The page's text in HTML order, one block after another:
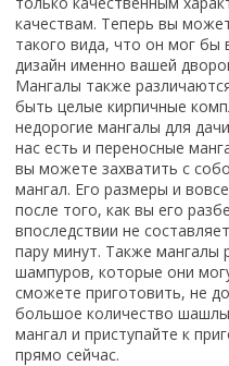
качествам. Теперь вы
такого вида, что он мог бы
дизайн именно вашей
Мангалы также
быть целые кирпичные
недорогие мангалы для
нас есть и переносные
вы можете захватить с
мангал. Его размеры и
после того, как вы его
впоследствии не
пару минут. Также мангалы
шампуров, которые они
сможете приготовить, не
большое количество
мангал и приступайте к
прямо сейчас.